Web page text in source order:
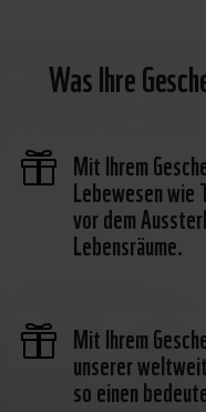
Was Ihre
 Mit Ihrem
Lebewesen wie
vor dem
Lebensräume.
 Mit Ihrem
unserer
so einen